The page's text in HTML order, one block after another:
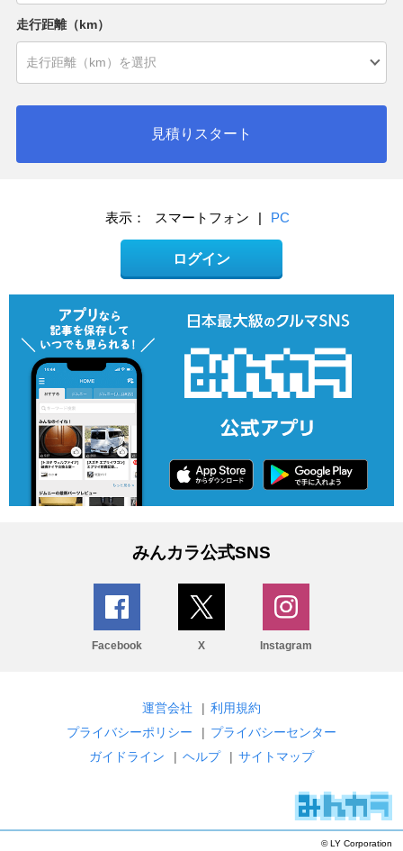
走行距離（km）
見積りスタート
表示： スマートフォン | PC
ログイン
みんカラ公式SNS
Facebook X Instagram
運営会社 | 利用規約
プライバシーポリシー
| プライバシーセンター
ガイドライン
| ヘルプ | サイトマップ
© LY Corporation